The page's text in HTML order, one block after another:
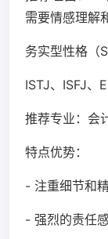
需要情感理解
务实型性格（
ISTJ、ISFJ、
推荐专业：会
特点优势：
- 注重细节和
- 强烈的责任